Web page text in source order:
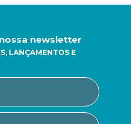
newsletter
LANÇAMENTOS E